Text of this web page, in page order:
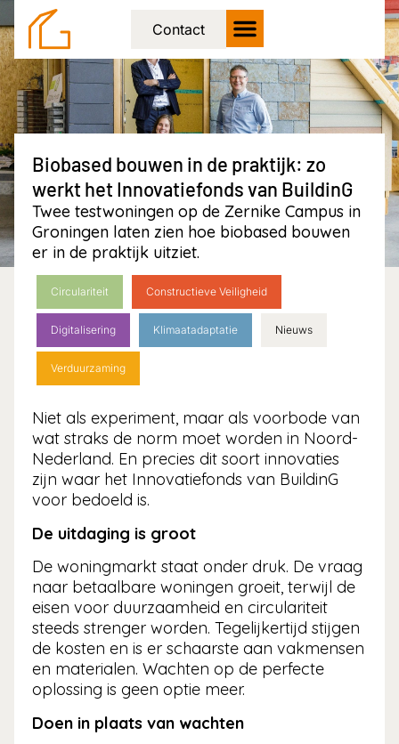
Contact
Biobased bouwen in de praktijk: zo
werkt het Innovatiefonds van BuildinG
Twee testwoningen op de Zernike Campus in
Groningen laten zien hoe biobased bouwen
er in de praktijk uitziet.
Circulariteit Constructieve Veiligheid
Digitalisering Klimaatadaptatie Nieuws
Verduurzaming
Niet als experiment, maar als voorbode van
wat straks de norm moet worden in Noord-
Nederland. En precies dit soort innovaties
zijn waar het Innovatiefonds van BuildinG
voor bedoeld is.
De uitdaging is groot
De woningmarkt staat onder druk. De vraag
naar betaalbare woningen groeit, terwijl de
eisen voor duurzaamheid en circulariteit
steeds strenger worden. Tegelijkertijd stijgen
de kosten en is er schaarste aan vakmensen
en materialen. Wachten op de perfecte
oplossing is geen optie meer.
Doen in plaats van wachten